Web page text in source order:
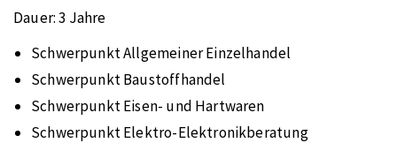
Dauer:3 Jahre
Schwerpunkt Allgemeiner Einzelhandel
Schwerpunkt Baustoffhandel
Schwerpunkt Eisen- und Hartwaren
Schwerpunkt Elektro-Elektronikberatung